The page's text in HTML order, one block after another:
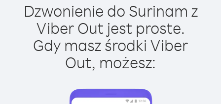
Dzwonienie do Surinam z
Viber Out jest proste.
Gdy masz środki Viber
Out, możesz: